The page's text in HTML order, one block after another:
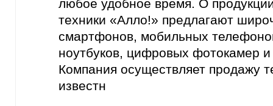
любое удобное время. О
техники «Алло!» предлагают
смартфонов, мобильных
ноутбуков, цифровых фотокамер и
Компания осуществляет продажу
известн